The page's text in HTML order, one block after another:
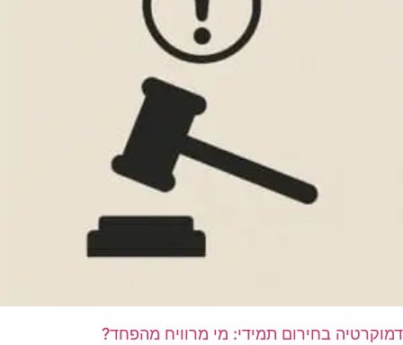
דמוקרטיה בחירום תמידי: מי מרוויח מהפחד?